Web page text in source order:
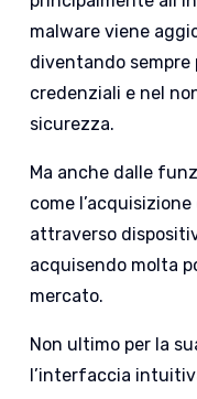
malware viene
diventando
credenziali e nel
sicurezza.
Ma anche dalle
come
attraverso
acquisendo molta
mercato.
Non ultimo per la
l’interfaccia